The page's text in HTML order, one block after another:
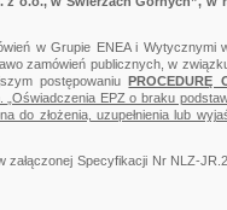
w Grupie ENEA i Wytycznymi
zamówień publicznych, w
postępowaniuPROCEDURĘ
EPZ o braku
złożenia, uzupełnienia lub
Specyfikacji Nr NLZ-